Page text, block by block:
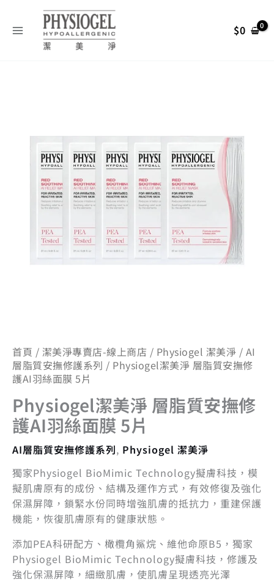
$0
首頁 / 潔美淨專賣店-線上商店 / Physiogel 潔美淨 / AI
層脂質安撫修護系列 / Physiogel潔美淨 層脂質安撫修
護AI羽絲面膜 5片
Physiogel潔美淨 層脂質安撫修
護AI羽絲面膜 5片
AI層脂質安撫修護系列, Physiogel 潔美淨
獨家Physiogel BioMimic Technology擬膚科技，模
擬肌膚原有的成份、結構及運作方式，有效修復及強化
保濕屏障，鎖緊水份同時增強肌膚的抵抗力，重建保護
機能，恢復肌膚原有的健康狀態。
添加PEA科研配方、橄欖角鯊烷、維他命原B5，獨家
Physiogel BioMimic Technology擬膚科技，修護及
強化保濕屏障，細緻肌膚，使肌膚呈現透亮光澤
始
價
格：
NT$ 625。
前
價
格：
NT$ 375。
尋